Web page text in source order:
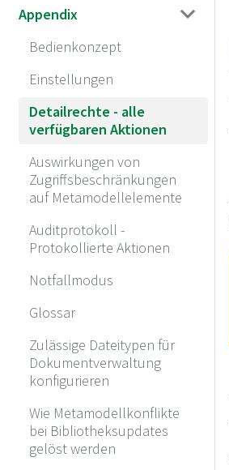
Appendix
Bedienkonzept
Einstellungen
Detailrechte - alle
verfügbaren Aktionen
Auswirkungen von
Zugriffsbeschränkungen
auf Metamodellelemente
Auditprotokoll -
Protokollierte Aktionen
Notfallmodus
Glossar
Zulässige Dateitypen für
Dokumentverwaltung
konfigurieren
Wie Metamodellkonflikte
bei Bibliotheksupdates
gelöst werden